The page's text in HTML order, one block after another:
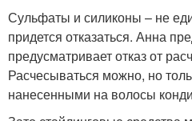
Сульфаты и силиконы – не
придется отказаться. Анна
предусматривает отказ от
Расчесываться можно, но
нанесенными на волосы